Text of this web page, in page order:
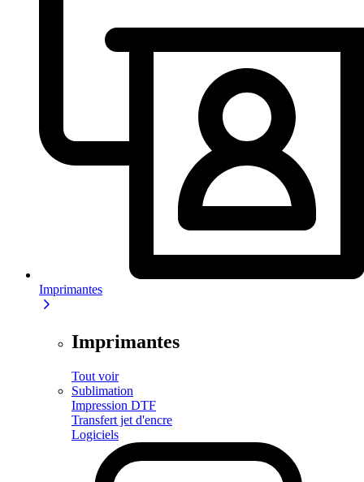
Imprimantes
Imprimantes
Tout voir
Sublimation
Impression DTF
Transfert jet d'encre
Logiciels